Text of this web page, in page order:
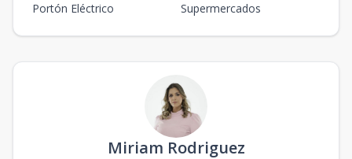
Portón Eléctrico
Supermercados
Miriam Rodriguez